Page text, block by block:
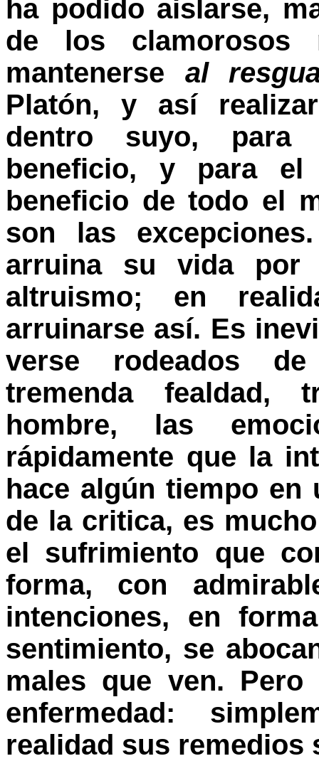
ha podido aislarse,
de los clamorosos
mantenerse al
Platón, y así
dentro suyo, para
beneficio, y para el
beneficio de todo el
son las
arruina su vida por
altruismo; en
arruinarse así. Es
verse rodeados
tremenda fealdad,
hombre, las
rápidamente que la
hace algún tiempo
de la critica, es
el sufrimiento que
forma, con
intenciones, en
sentimiento, se
males que ven.
enfermedad:
realidad sus remedios